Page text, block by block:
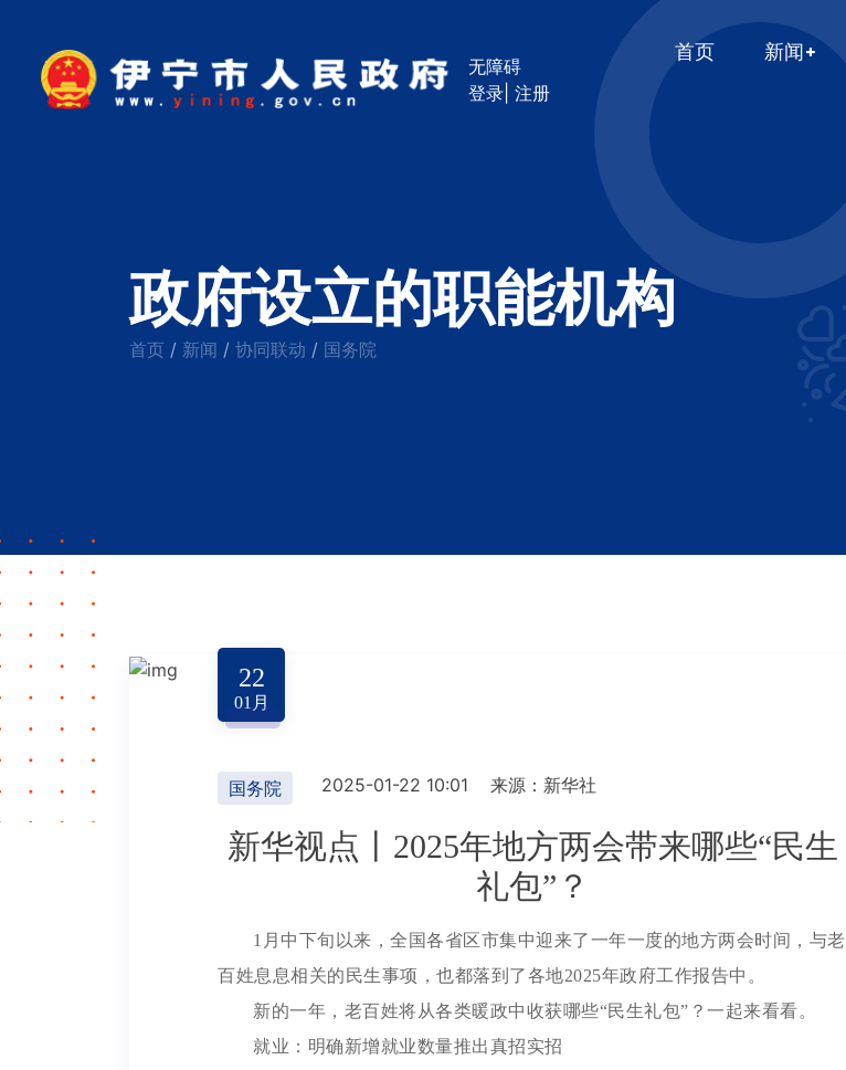
无障碍
登录 |注册
首页 新闻
政府设立的职能机构
首页 / 新闻 / 协同联动 / 国务院
22
01 月
国务院 2025-01-22 10:01 来源：新华社
新华视点丨2025年地方两会带来哪些“民生
礼包”？
1月中下旬以来，全国各省区市集中迎来了一年一度的地方两会时间，与老
百姓息息相关的民生事项，也都落到了各地2025年政府工作报告中。
新的一年，老百姓将从各类暖政中收获哪些“民生礼包”？一起来看看。
就业：明确新增就业数量推出真招实招